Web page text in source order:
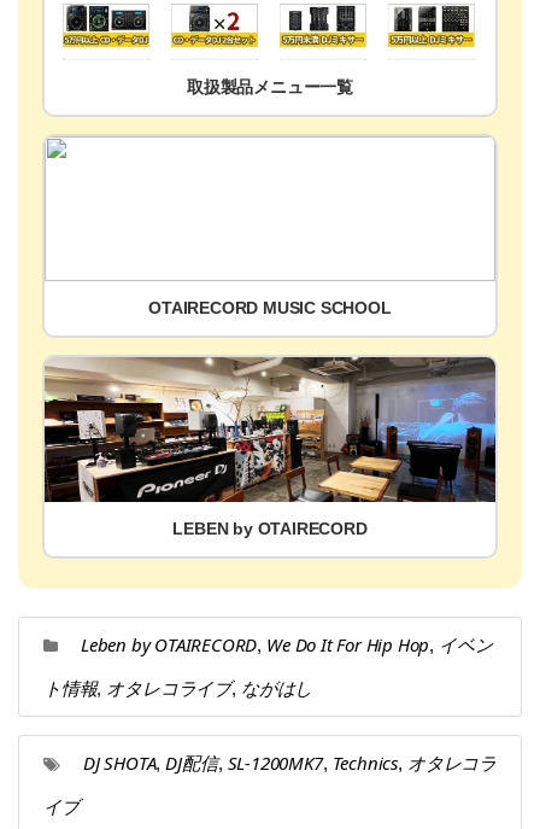
取扱製品メニュー一覧
OTAIRECORD MUSIC SCHOOL
LEBEN by OTAIRECORD
Leben by OTAIRECORD, We Do It For Hip Hop, イベン
ト情報, オタレコライブ, ながはし
DJ SHOTA, DJ配信, SL-1200MK7, Technics, オタレコラ
イブ